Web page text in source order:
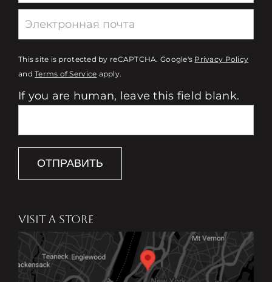
This site is protected by reCAPTCHA. Google's Privacy Policy
andTerms of Service apply.
If you are human, leave this field blank.
ОТПРАВИТЬ
VISIT A STORE